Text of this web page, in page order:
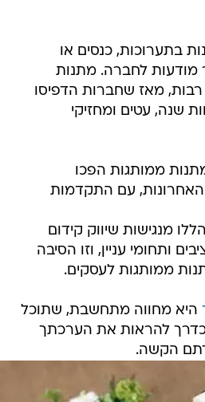
בתערוכות, כנסים או
מודעות לחברה. מתנות
רבות, מאז שחברות הדפיסו
שנה, עטים ומחזיקי
ממותגות הפכו
האחרונות, עם התקדמות
מנגישות שיווק קידום
ותחומי עניין, וזו הסיבה
ממותגות לעסקים.
היא מחווה מתחשבת, שתוכל
כדרך להראות את הערכתך
הקשה.